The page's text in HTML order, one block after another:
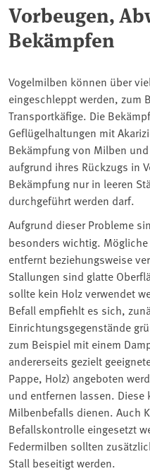
Vorbeugen,
Bekämpfen
Vogelmilben können über
eingeschleppt werden, zum
Transportkäfige. Die
Geflügelhaltungen mit
Bekämpfung von Milben
aufgrund ihres Rückzugs in
Bekämpfung nur in leeren
durchgeführt werden darf.
Aufgrund dieser Probleme
besonders wichtig.
entfernt beziehungsweise
Stallungen sind glatte
sollte kein Holz verwendet
Befall empfiehlt es sich,
Einrichtungsgegenstände
zum Beispiel mit einem
andererseits gezielt
Pappe, Holz) angeboten
und entfernen lassen.
Milbenbefalls dienen. Auch
Befallskontrolle eingesetzt
Federmilben sollten
Stall beseitigt werden.